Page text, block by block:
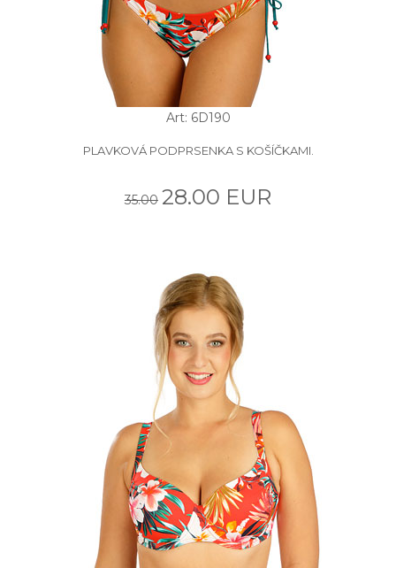
Art: 6D190
PLAVKOVÁ PODPRSENKA S KOŠÍČKAMI.
35.00 28.00 EUR